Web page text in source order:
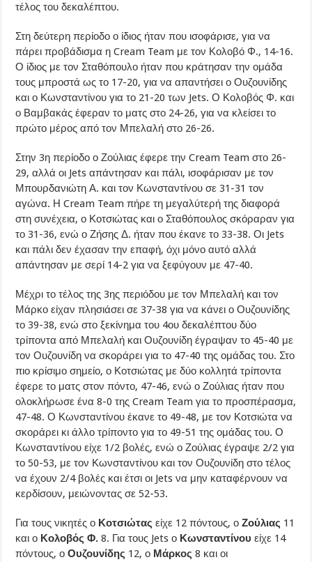
τέλος του δεκαλέπτου.
Στη δεύτερη περίοδο ο ίδιος ήταν που ισοφάρισε, για να
πάρει προβάδισμα η Cream Team με τον Κολοβό Φ., 14-16.
Ο ίδιος με τον Σταθόπουλο ήταν που κράτησαν την ομάδα
τους μπροστά ως το 17-20, για να απαντήσει ο Ουζουνίδης
και ο Κωνσταντίνου για το 21-20 των Jets. Ο Κολοβός Φ. και
ο Βαμβακάς έφεραν το ματς στο 24-26, για να κλείσει το
πρώτο μέρος από τον Μπελαλή στο 26-26.
Στην 3η περίοδο ο Ζούλιας έφερε την Cream Team στο 26-
29, αλλά οι Jets απάντησαν και πάλι, ισοφάρισαν με τον
Μπουρδανιώτη Α. και τον Κωνσταντίνου σε 31-31 τον
αγώνα. Η Cream Team πήρε τη μεγαλύτερή της διαφορά
στη συνέχεια, ο Κοτσιώτας και ο Σταθόπουλος σκόραραν για
το 31-36, ενώ ο Ζήσης Δ. ήταν που έκανε το 33-38. Οι Jets
και πάλι δεν έχασαν την επαφή, όχι μόνο αυτό αλλά
απάντησαν με σερί 14-2 για να ξεφύγουν με 47-40.
Μέχρι το τέλος της 3ης περιόδου με τον Μπελαλή και τον
Μάρκο είχαν πλησιάσει σε 37-38 για να κάνει ο Ουζουνίδης
το 39-38, ενώ στο ξεκίνημα του 4ου δεκαλέπτου δύο
τρίποντα από Μπελαλή και Ουζουνίδη έγραψαν το 45-40 με
τον Ουζουνίδη να σκοράρει για το 47-40 της ομάδας του. Στο
πιο κρίσιμο σημείο, ο Κοτσιώτας με δύο κολλητά τρίποντα
έφερε το ματς στον πόντο, 47-46, ενώ ο Ζούλιας ήταν που
ολοκλήρωσε ένα 8-0 της Cream Team για το προσπέρασμα,
47-48. Ο Κωνσταντίνου έκανε το 49-48, με τον Κοτσιώτα να
σκοράρει κι άλλο τρίποντο για το 49-51 της ομάδας του. Ο
Κωνσταντίνου είχε 1/2 βολές, ενώ ο Ζούλιας έγραψε 2/2 για
το 50-53, με τον Κωνσταντίνου και τον Ουζουνίδη στο τέλος
να έχουν 2/4 βολές και έτσι οι Jets να μην καταφέρνουν να
κερδίσουν, μειώνοντας σε 52-53.
Για τους νικητές ο Κοτσιώταςείχε 12 πόντους, οΖούλιας 11
και ο Κολοβός Φ. 8. Για τους Jets ο Κωνσταντίνουείχε 14
πόντους, οΟυζουνίδης 12, ο Μάρκος8 και οι